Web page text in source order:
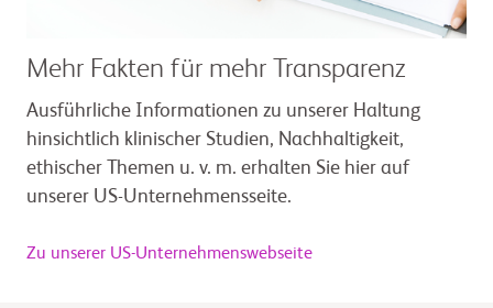
Mehr Fakten für mehr Transparenz
Ausführliche Informationen zu unserer Haltung
hinsichtlich klinischer Studien, Nachhaltigkeit,
ethischer Themen u. v. m. erhalten Sie hier auf
unserer US-Unternehmensseite.
Zu unserer US-Unternehmenswebseite